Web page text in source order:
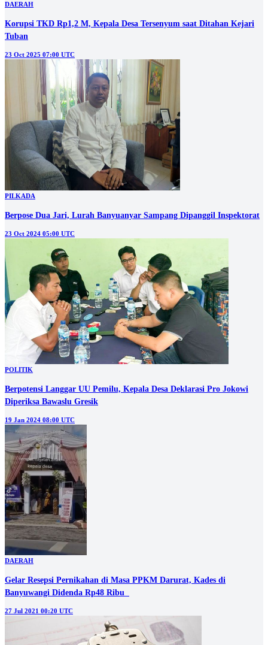
DAERAH
Korupsi TKD Rp1,2 M, Kepala Desa Tersenyum saat Ditahan Kejari
Tuban
23 Oct 2025 07:00 UTC
PILKADA
Berpose Dua Jari, Lurah Banyuanyar Sampang Dipanggil Inspektorat
23 Oct 2024 05:00 UTC
POLITIK
Berpotensi Langgar UU Pemilu, Kepala Desa Deklarasi Pro Jokowi
Diperiksa Bawaslu Gresik
19 Jan 2024 08:00 UTC
DAERAH
Gelar Resepsi Pernikahan di Masa PPKM Darurat, Kades di
Banyuwangi Didenda Rp48 Ribu
27 Jul 2021 00:20 UTC